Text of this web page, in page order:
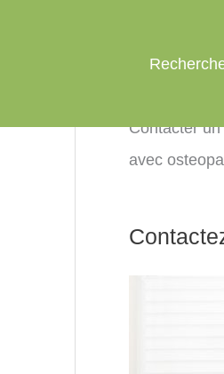
Contacter
avec